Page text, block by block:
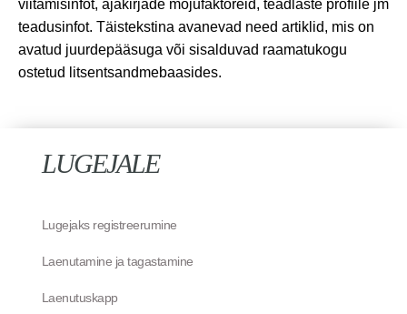
viitamisinfot, ajakirjade mõjufaktoreid, teadlaste profiile jm
teadusinfot. Täistekstina avanevad need artiklid, mis on
avatud juurdepääsuga või sisalduvad raamatukogu
ostetud litsentsandmebaasides.
LUGEJALE
Lugejaks registreerumine
Laenutamine ja tagastamine
Laenutuskapp